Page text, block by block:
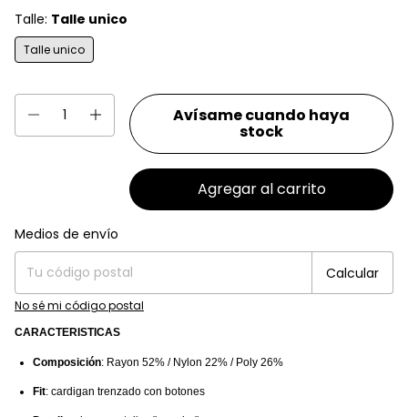
Talle: Talle unico
Talle unico
Avísame cuando haya
stock
Entregas para el CP:
Medios de envío
Calcular
No sé mi código postal
CARACTERISTICAS
Composición: Rayon 52% / Nylon 22% / Poly 26%
Fit: cardigan trenzado con botones